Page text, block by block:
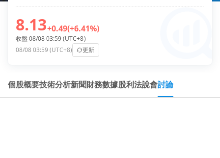
8.13+0.49(+6.41%)
收盤 08/08 03:59 (UTC+8)
08/08 03:59 (UTC+8)
更新
個股概要技術分析新聞財務數據股利法說會討論